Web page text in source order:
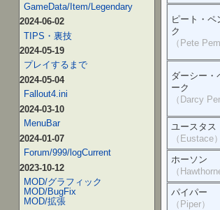
ピート・ペ
ク
（Pete
ダーシー・
ーク
（Darcy
ユースタス
（Eustace）
ホーソン
（
パイパー
（Piper）
GameData/Item/Legendary
2024-06-02
TIPS・裏技
2024-05-19
プレイするまで
2024-05-04
Fallout4.ini
2024-03-10
MenuBar
2024-01-07
Forum/999/logCurrent
2023-10-12
MOD/グラフィック
MOD/BugFix
MOD/拡張